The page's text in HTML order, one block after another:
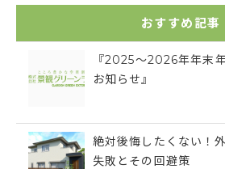
おすすめ記事
『2025～2026年年末
お知らせ』
絶対後悔したくない！
失敗とその回避策